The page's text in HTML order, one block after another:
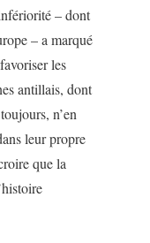
– dont
– a marqué
les
antillais, dont
n’en
leur propre
que la